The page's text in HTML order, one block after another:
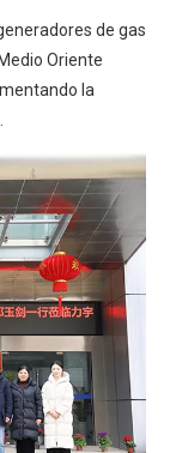
de gas
Oriente
la